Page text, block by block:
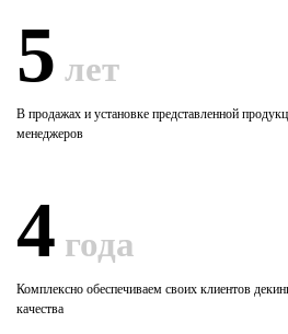
5лет
В продажах и установке представленной
менеджеров
4года
Комплексно обеспечиваем своих клиентов
качества